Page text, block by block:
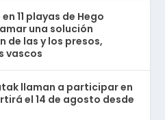
11 playas de Hego
una solución
de las y los presos,
vascos
llaman a participar en
el 14 de agosto desde